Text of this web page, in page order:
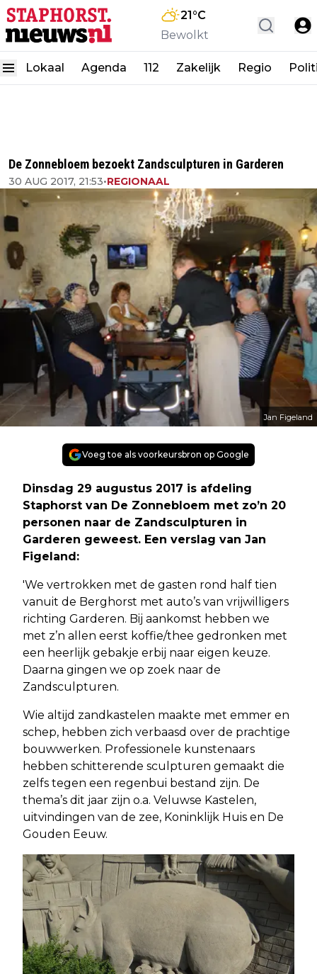
21°C
Bewolkt
Lokaal Agenda 112 Zakelijk Regio
De Zonnebloem bezoekt Zandsculpturen in Garderen
30 AUG 2017, 21:53•REGIONAAL
Jan Figeland
Voeg toe als voorkeursbron op Google
Dinsdag 29 augustus 2017 is afdeling
Staphorst van De Zonnebloem met zo’n 20
personen naar de Zandsculpturen in
Garderen geweest. Een verslag van Jan
Figeland:
'We vertrokken met de gasten rond half tien
vanuit de Berghorst met auto’s van vrijwilligers
richting Garderen. Bij aankomst hebben we
met z’n allen eerst koffie/thee gedronken met
een heerlijk gebakje erbij naar eigen keuze.
Daarna gingen we op zoek naar de
Zandsculpturen.
Wie altijd zandkastelen maakte met emmer en
schep, hebben zich verbaasd over de prachtige
bouwwerken. Professionele kunstenaars
hebben schitterende sculpturen gemaakt die
zelfs tegen een regenbui bestand zijn. De
thema’s dit jaar zijn o.a. Veluwse Kastelen,
uitvindingen van de zee, Koninklijk Huis en De
Gouden Eeuw.